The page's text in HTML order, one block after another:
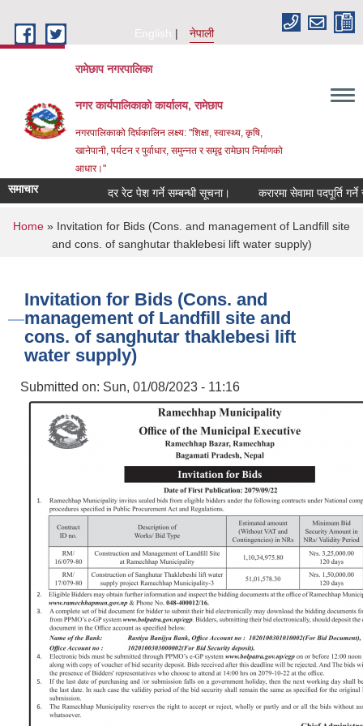
English
नेपाली
रामेछाप नगरपालिका
नगर कार्यपालिकाको कार्यालय, रामेछाप
नगरपालिकाको दिर्घकालिन लक्ष्य: "शिक्षा, स्वास्थ्य, कृषि,
खानेपानी, पर्यटन र पुर्वाधार, समुन्नत र समृद्व रामेछाप निर्माणको
आधार।"
समाचार दर रेट पेश गर्ने सम्बन्धी सूचना। करारमा सेवामा पदपूर्ति गर्ने
You are here
Home » Invitation for Bids (Cons. and management of Landfill site
and cons. of sanghutar thaklebesi lift water supply)
Invitation for Bids (Cons. and
management of Landfill site and
cons. of sanghutar thaklebesi lift
water supply)
Submitted on: Sun, 01/08/2023 - 11:16